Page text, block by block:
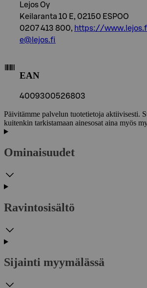
Lejos Oy
Keilaranta 10 E, 02150 ESPOO
0207 413 800, https://
e@lejos.fi
EAN
4009300526803
Päivitämme palvelun tuotetietoja aktiivisesti.
kuitenkin tarkistamaan ainesosat aina myös
Ominaisuudet
Ravintosisältö
Sijainti myymälässä